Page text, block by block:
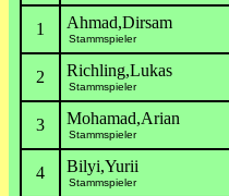
1 Ahmad,Dirsam
Stammspieler
2 Richling,Lukas
Stammspieler
3 Mohamad,Arian
Stammspieler
4 Bilyi,Yurii
Stammspieler